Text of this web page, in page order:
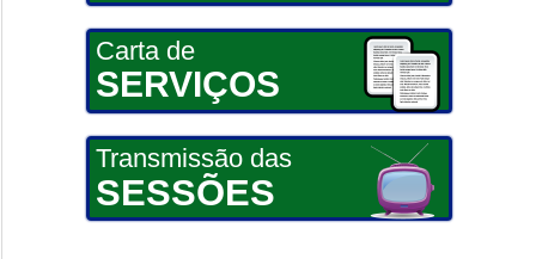
Carta de
SERVIÇOS
Transmissão das
SESSÕES